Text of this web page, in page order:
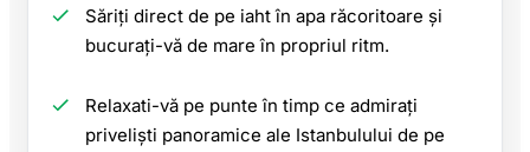
Săriți direct de pe iaht în apa răcoritoare și
bucurați-vă de mare în propriul ritm.
Relaxati-vă pe punte în timp ce admirați
priveliști panoramice ale Istanbulului de pe